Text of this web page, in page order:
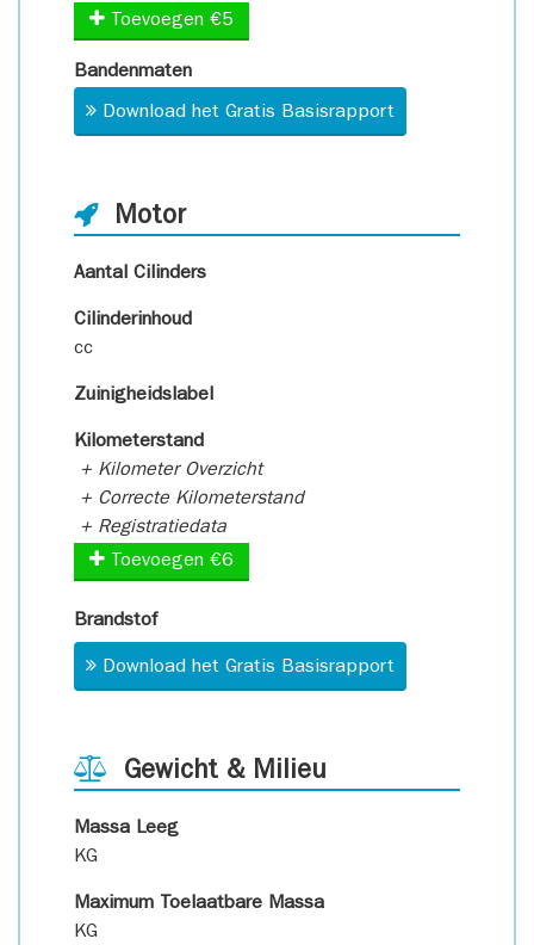
Toevoegen €5
Bandenmaten
Download het Gratis Basisrapport
Motor
Aantal Cilinders
Cilinderinhoud
cc
Zuinigheidslabel
Kilometerstand
+ Kilometer Overzicht
+ Correcte Kilometerstand
+ Registratiedata
Toevoegen €6
Brandstof
Download het Gratis Basisrapport
Gewicht & Milieu
Massa Leeg
KG
Maximum Toelaatbare Massa
KG